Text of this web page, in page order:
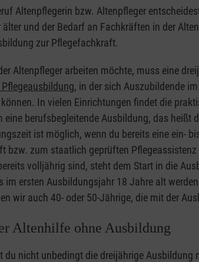
Altenpflegerin bzw. Altenpfleger
und der Bedarf an Fachkräften in der
zur Pflegefachkraft.
Altenpfleger arbeiten möchte, muss eine
, in der sich Auszubildende
In vielen Einrichtungen findet die
eine berufsbegleitende Ausbildung, das heißt
ist möglich, wenn du bereits eine ein-
bzw. zum staatlich geprüften
volljährig sind, steht dem Start in die
im ersten Ausbildungsjahr 18 Jahre alt
wir auch 40- oder 50-Jährige, die mit der
Altenhilfe ohne Ausbildung
du nicht unbedingt die dreijährige